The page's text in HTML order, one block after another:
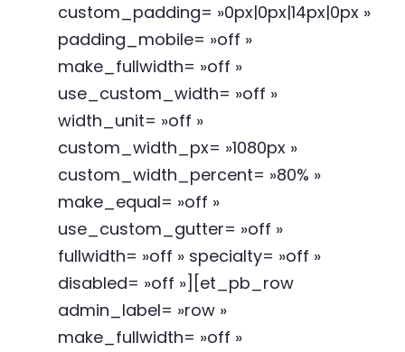
custom_padding= »0px|0px|14px|0px »
padding_mobile= »off »
make_fullwidth= »off »
use_custom_width= »off »
width_unit= »off »
custom_width_px= »1080px »
custom_width_percent= »80% »
make_equal= »off »
use_custom_gutter= »off »
fullwidth= »off » specialty= »off »
disabled= »off »][et_pb_row
admin_label= »row »
make_fullwidth= »off »